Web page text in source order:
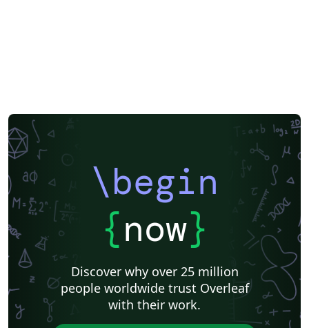
\begin
{now}
Discover why over 25 million
people worldwide trust Overleaf
with their work.